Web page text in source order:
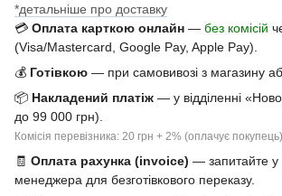
*детальніше про доставку
💳 Оплата карткою онлайн — без комісій
(Visa/Mastercard, Google Pay, Apple Pay).
💰 Готівкою — при самовивозі з магазину
📦 Накладений платіж — у відділенні
до 99 000 грн).
Комісія перевізника: 20 грн + 2% (оплачує покупець).
🧾 Оплата рахунка (invoice) — запитайте у
менеджера для безготівкового переказу.